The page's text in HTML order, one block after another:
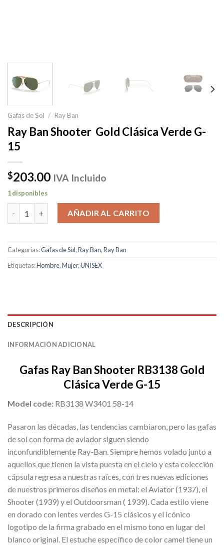
Gafas de Sol / Ray Ban
Ray Ban Shooter Gold Clásica Verde G-
15
$203.00 IVA Incluido
1 disponibles
Ray Ban Shooter Gold Clásica Verde G-15 cantidad
AÑADIR AL CARRITO
Categorías:Gafas de Sol,Ray Ban,Ray Ban
Etiquetas:Hombre,Mujer,UNISEX
DESCRIPCIÓN
INFORMACIÓN ADICIONAL
Gafas Ray Ban Shooter RB3138 Gold
Clásica Verde G-15
Model code: RB3138 W3401 58-14
Pasaron las décadas, las tendencias cambiaron, pero las gafas
de sol con forma de aviador siguen siendo
inconfundiblemente Ray-Ban. Siempre hemos volado junto a
aquellos que tienen la vista puesta en el cielo y esta colección
cápsula regresa a nuestras raíces, con tres nuevas ediciones
de nuestros primeros diseños en metal: el Aviator (1937), el
Shooter (1939) y el Outdoorsman ( 1939). Cada estilo viene
en dorado con lentes verdes G-15 clásicos y el icónico
logotipo de la firma grabado en el mismo tono en lugar del
blanco original. El estuche específico de color camel tiene un